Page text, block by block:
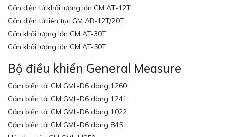
Cân điện tử khối lượng lớn GM AT-12T
Cân điện tử liên tục GM AB-12T/20T
Cân khối lượng lớn GM AT-30T
Cân khối lượng lớn GM AT-50T
Bộ điều khiển General Measure
Cảm biến tải GM GML-D6 dòng 1260
Cảm biến tải GM GML-D6 dòng 1241
Cảm biến tải GM GML-D6 dòng 1022
Cảm biến tải GM GML-D6 dòng 845